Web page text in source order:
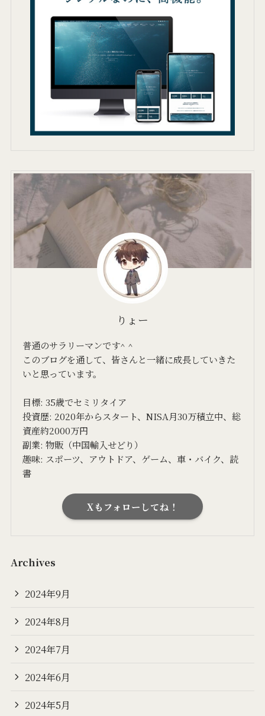
りょー
普通のサラリーマンです^ ^
このブログを通して、皆さんと一緒に成長していきた
いと思っています。
目標: 35歳でセミリタイア
投資歴: 2020年からスタート、NISA月30万積立中、総
資産約2000万円
副業: 物販（中国輸入せどり）
趣味: スポーツ、アウトドア、ゲーム、車・バイク、読
書
Xもフォローしてね！
Archives
2024年9月
2024年8月
2024年7月
2024年6月
2024年5月